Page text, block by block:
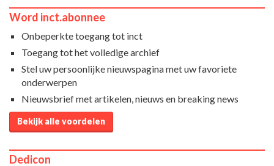
Word inct.abonnee
Onbeperkte toegang tot inct
Toegang tot het volledige archief
Stel uw persoonlijke nieuwspagina met uw favoriete
onderwerpen
Nieuwsbrief met artikelen, nieuws en breaking news
Bekijk alle voordelen
Dedicon